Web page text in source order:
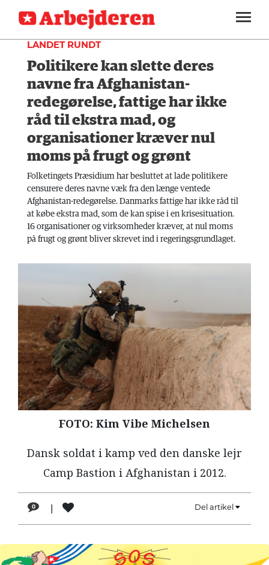
SEKTIONER
ARBEJDEREN
MENER
FAGLIGT
INDLAND
UDLAND
KULTUR
KALENDER
BLOGS
LÆSER
NAVNE
HISTORIE
TEORI
SOUNDCLOUD
ABONNER
LOG IND
OM
ARBEJDEREN
LANDET RUNDT
Politikere kan slette deres
navne fra Afghanistan-
redegørelse, fattige har ikke
råd til ekstra mad, og
organisationer kræver nul
moms på frugt og grønt
Folketingets Præsidium har besluttet at lade politikere
censurere deres navne væk fra den længe ventede
Afghanistan-redegørelse. Danmarks fattige har ikke råd til
at købe ekstra mad, som de kan spise i en krisesituation.
16 organisationer og virksomheder kræver, at nul moms
på frugt og grønt bliver skrevet ind i regeringsgrundlaget.
FOTO: Kim Vibe Michelsen
Dansk soldat i kamp ved den danske lejr
Camp Bastion i Afghanistan i 2012.
0 | Del artikel